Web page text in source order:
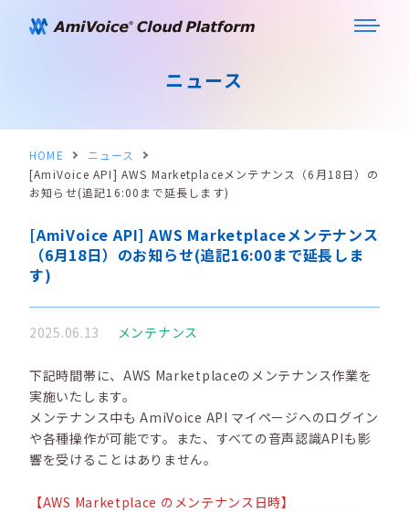
ニュース
HOME
ニュース
[AmiVoice API] AWS Marketplaceメンテナンス（6月18日）の
お知らせ(追記16:00まで延長します)
[AmiVoice API] AWS Marketplaceメンテナンス
（6月18日）のお知らせ(追記16:00まで延長しま
す)
2025.06.13 メンテナンス
下記時間帯に、AWS Marketplaceのメンテナンス作業を
実施いたします。
メンテナンス中も AmiVoice API マイページへのログイン
や各種操作が可能です。また、すべての音声認識APIも影
響を受けることはありません。
【AWS Marketplace のメンテナンス日時】